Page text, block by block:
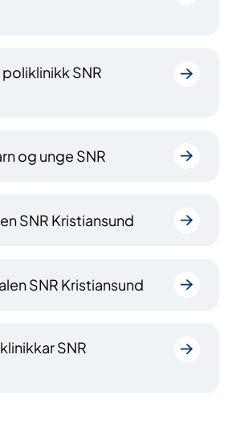
SNR
og unge SNR
SNR Kristiansund
SNR Kristiansund
SNR